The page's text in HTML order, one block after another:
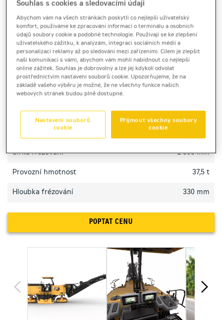
Produktový list [0,4 MB] Brožura [3,1 MB]
Silniční fréza Cat PM825 kombinuje maximální
produktivitu, stabilitu a vysokou přesnost pro
velkoobjemové projekty.
Šířka frézování 2 505 mm
Provozní hmotnost 37,5 t
Hloubka frézování 330 mm
POPTAT CENU
Souhlas s cookies a sledovacími údaji
Abychom vám na všech stránkách poskytli co nejlepší uživatelský
komfort, používáme ke zpracování informací o terminálu a osobních
údajů soubory cookie a podobné technologie. Používají se ke zlepšení
uživatelského zážitku, k analýzám, integraci sociálních médií a
personalizaci reklamy až po sledování mezi zařízeními. Cílem je zlepšit
naši komunikaci s vámi, abychom vám mohli nabídnout co nejlepší
online zážitek. Souhlas je dobrovolný a lze jej kdykoli odvolat
prostřednictvím nastavení souborů cookie. Upozorňujeme, že na
základě vašeho výběru je možné, že ne všechny funkce našich
webových stránek budou plně dostupné.
Přijmout všechny soubory
cookie
Nastavení souborů
cookie